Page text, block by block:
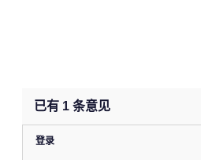
已有 1 条意见
登录